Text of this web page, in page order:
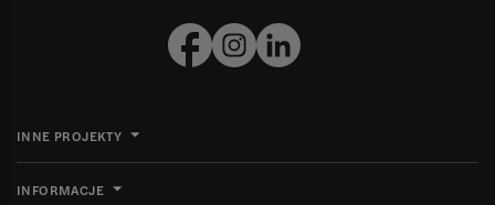
INNE PROJEKTY
INFORMACJE